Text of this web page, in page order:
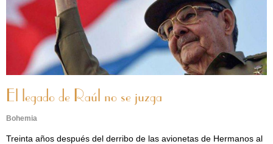
El legado de Raúl no se juzga
Bohemia
Treinta años después del derribo de las avionetas de Hermanos al